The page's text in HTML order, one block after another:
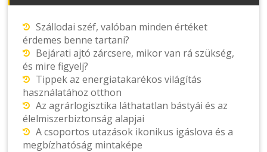
Szállodai széf, valóban minden értéket
érdemes benne tartani?
Bejárati ajtó zárcsere, mikor van rá szükség,
és mire figyelj?
Tippek az energiatakarékos világítás
használatához otthon
Az agrárlogisztika láthatatlan bástyái és az
élelmiszerbiztonság alapjai
A csoportos utazások ikonikus igáslova és a
megbízhatóság mintaképe